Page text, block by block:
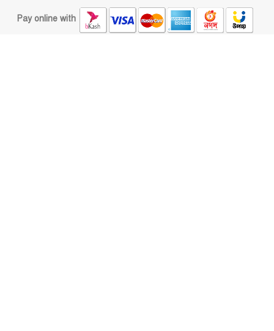
Pay online with